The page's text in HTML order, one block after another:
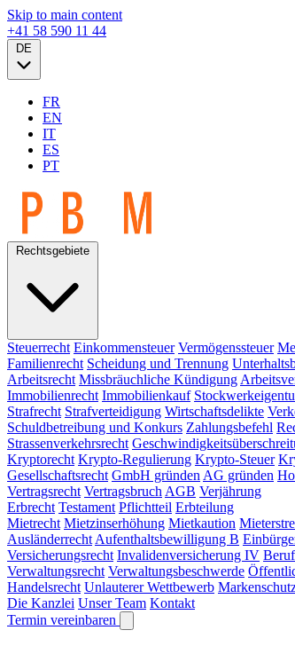
Skip to main content
+41 58 590 11 44
FR
EN
IT
ES
PT
Steuerrecht Einkommensteuer Vermögenssteuer
Familienrecht Scheidung und Trennung
Arbeitsrecht Missbräuchliche Kündigung
Immobilienrecht Immobilienkauf
Strafrecht Strafverteidigung Wirtschaftsdelikte
Schuldbetreibung und Konkurs Zahlungsbefehl
Strassenverkehrsrecht
Kryptorecht Krypto-Regulierung Krypto-Steuer
Gesellschaftsrecht GmbH gründen AG gründen
Vertragsrecht Vertragsbruch AGB Verjährung
Erbrecht Testament Pflichtteil Erbteilung
Mietrecht Mietzinserhöhung Mietkaution
Ausländerrecht Aufenthaltsbewilligung B
Versicherungsrecht Invalidenversicherung IV
Verwaltungsrecht Verwaltungsbeschwerde
Handelsrecht Unlauterer Wettbewerb
Die Kanzlei Unser Team Kontakt
Termin vereinbaren